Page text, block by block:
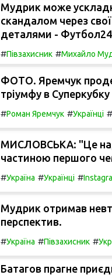
Мудрик може
скандалом через
деталями -
#Півзахисник #Михайло
ФОТО. Яремчук
тріумфу в Суперкубку
#Роман Яремчук #Українці #
МИСЛОВСЬКА: "Це
частиною першого
#Україна #Українці #
Мудрик отримав
перспектив.
#Україна #Півзахисник #
Батагов прагне